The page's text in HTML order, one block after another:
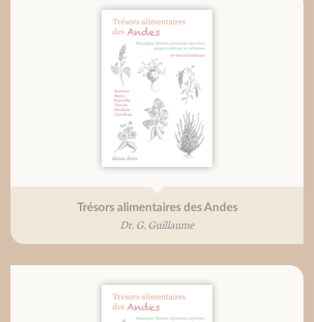
Trésors alimentaires des Andes
Dr. G. Guillaume